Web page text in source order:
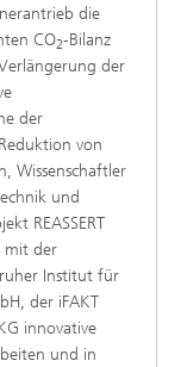
die
CO2-Bilanz
der
der
von
Wissenschaftler
und
REASSERT
mit der
Institut für
der iFAKT
innovative
und in